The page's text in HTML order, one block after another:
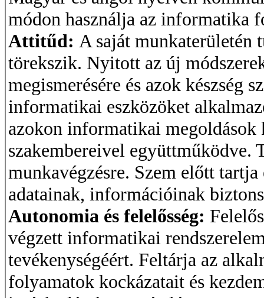
módon használja az informatika
Attitűd: A saját munkaterületén
törekszik. Nyitott az új
megismerésére és azok készség
informatikai eszközöket
azokon informatikai megoldások
szakembereivel együttműködve.
munkavégzésre. Szem előtt
adatainak, információinak
Autonomia és felelősség:
végzett informatikai
tevékenységéért. Feltárja az
folyamatok kockázatait és